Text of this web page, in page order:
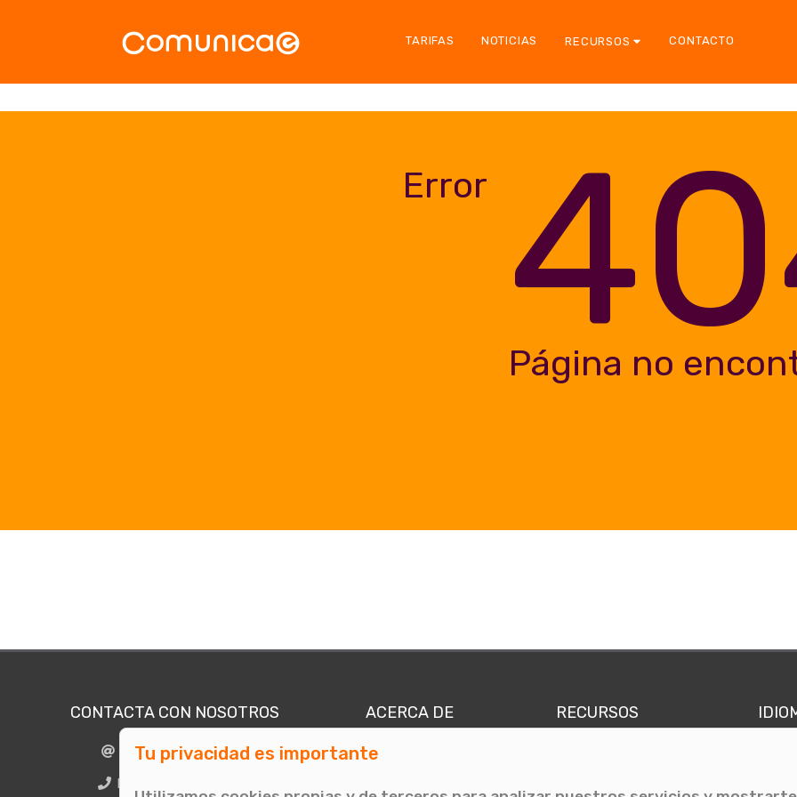
TARIFAS NOTICIAS RECURSOS CONTACTO
Error
Página no
CONTACTA CON NOSOTROS
info@comunicae.com
BCN + 34 931 702 774
ACERCA DE
Quiénes somos
RECURSOS
Tu privacidad es importante